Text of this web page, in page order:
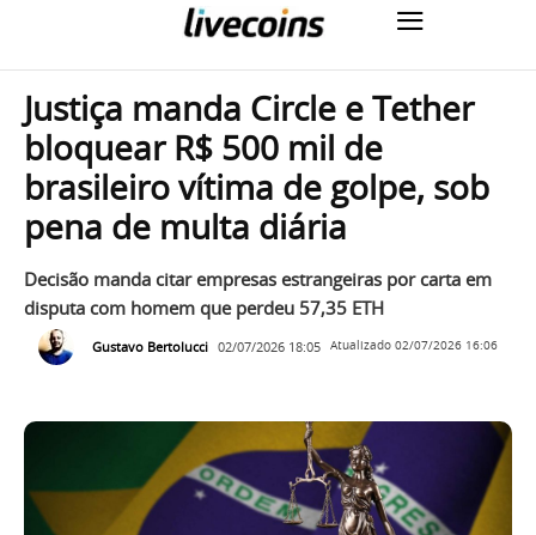
Justiça manda Circle e Tether
bloquear R$ 500 mil de
brasileiro vítima de golpe, sob
pena de multa diária
Decisão manda citar empresas estrangeiras por carta em
disputa com homem que perdeu 57,35 ETH
Gustavo Bertolucci 02/07/2026 18:05 Atualizado 02/07/2026 16:06